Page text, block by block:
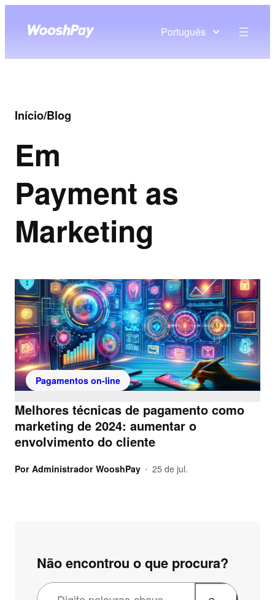
Português
Início/Blog
Em
Payment as
Marketing
Pagamentos on-line
Melhores técnicas de pagamento como
marketing de 2024: aumentar o
envolvimento do cliente
Por Administrador WooshPay • 25 de jul.
Não encontrou o que procura?